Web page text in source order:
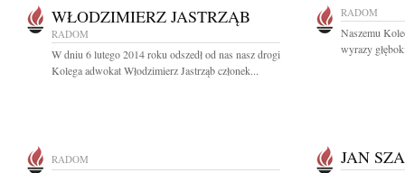
WŁODZIMIERZ JASTRZĄB
RADOM
W dniu 6 lutego 2014 roku odszedł od nas nasz drogi
Kolega adwokat Włodzimierz Jastrząb członek...
RADOM
Naszemu
wyrazy
RADOM JAN